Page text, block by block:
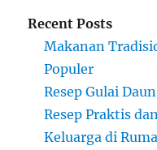
Recent Posts
Makanan
Populer
Resep Gulai
Resep Praktis
Keluarga di